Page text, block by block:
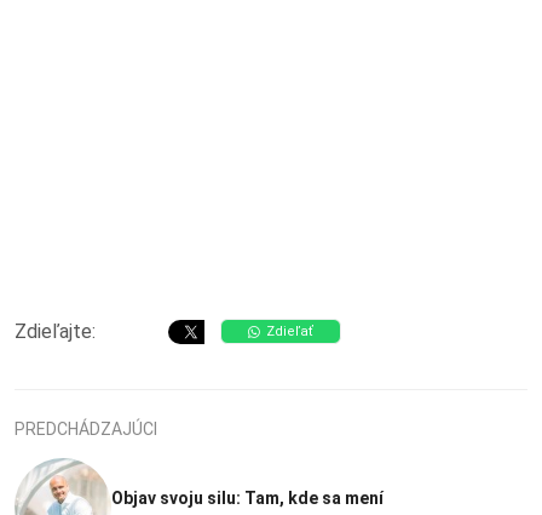
Zdieľajte: Zdieľať
PREDCHÁDZAJÚCI
Objav svoju silu: Tam, kde sa mení